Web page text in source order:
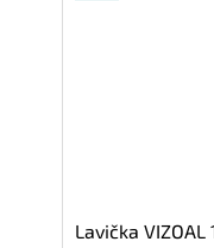
Lavička VIZOAL